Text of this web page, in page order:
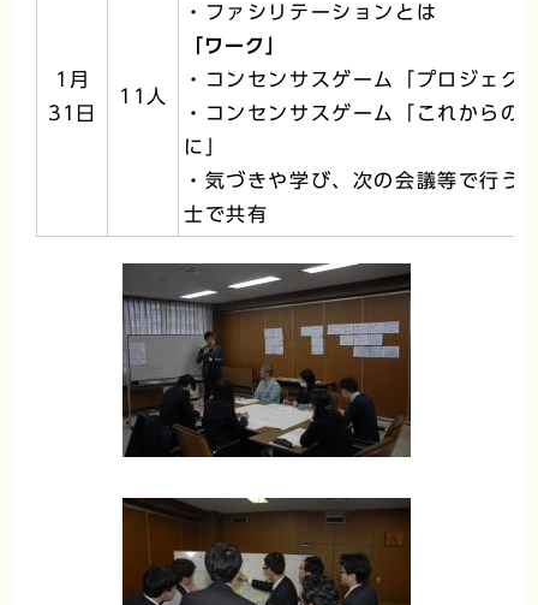
1月
31日
11人
・ファシリテーションとは
「ワーク」
・コンセンサスゲーム「プロジェク
・コンセンサスゲーム「これからの
に」
・気づきや学び、次の会議等で行う
士で共有